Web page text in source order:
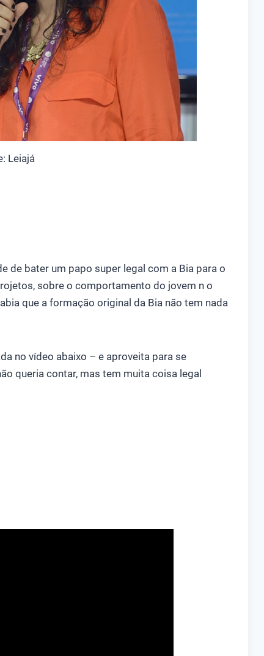
Leiajá
de bater um papo super legal com a Bia para o
sobre o comportamento do jovem n o
que a formação original da Bia não tem nada
no vídeo abaixo – e aproveita para se
queria contar, mas tem muita coisa legal